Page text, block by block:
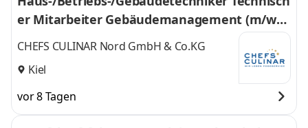
er Mitarbeiter Gebäudemanagement (m/w/
d)
CHEFS CULINAR Nord GmbH & Co.KG
Kiel
vor 8 Tagen